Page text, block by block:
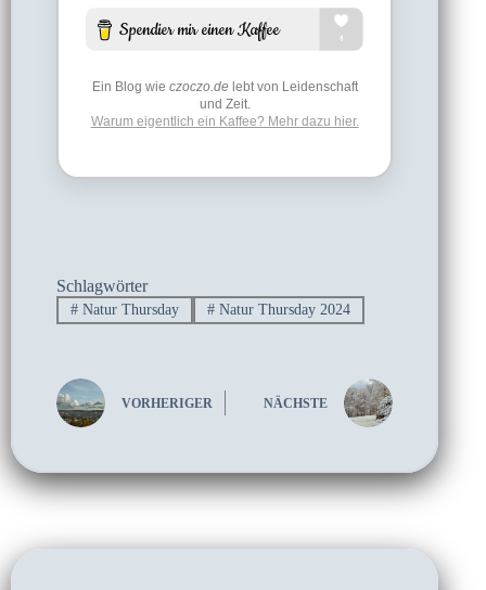
Ein Blog wie czoczo.delebt von Leidenschaft
und Zeit.
Warum eigentlich ein Kaffee? Mehr dazu hier.
Schlagwörter
#Natur Thursday #Natur Thursday 2024
VORHERIGER NÄCHSTE